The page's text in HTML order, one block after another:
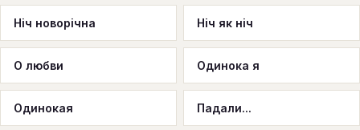
Ніч новорічна Ніч як ніч
О любви Одинока я
Одинокая Падали...